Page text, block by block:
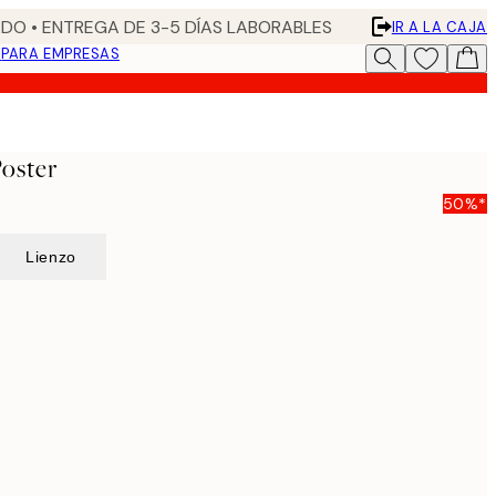
• ENTREGA DE 3-5 DÍAS LABORABLES
IR A LA CAJA
PARA EMPRESAS
50%*
Lienzo